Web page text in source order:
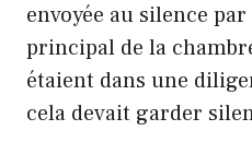
envoyée au silence
principal de la
étaient dans une
cela devait garder